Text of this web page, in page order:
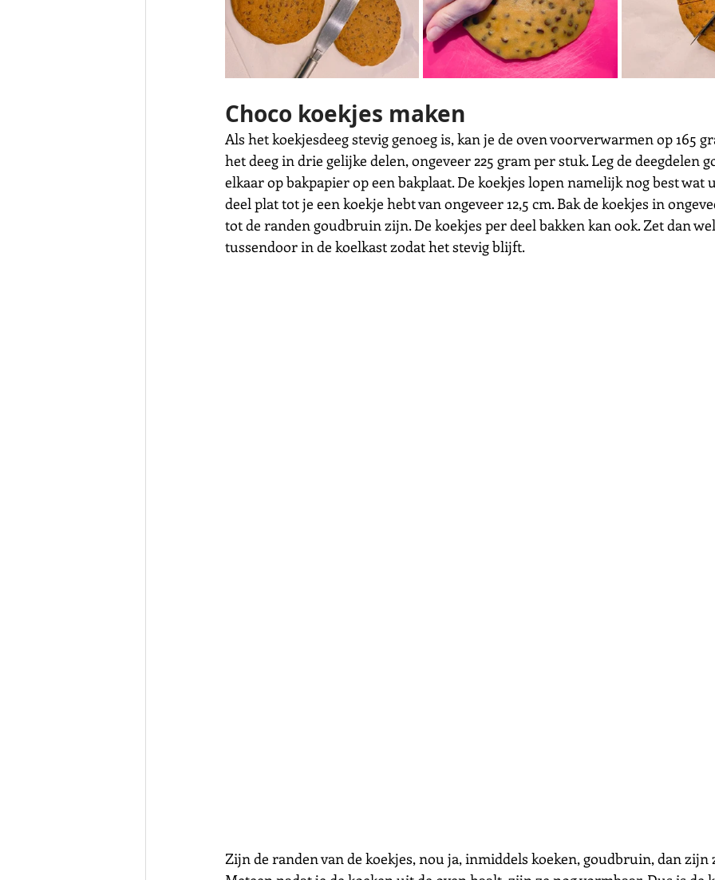
Choco koekjes maken
Als het koekjesdeeg stevig genoeg is, kan je de oven voorverwarmen op 165
het deeg in drie gelijke delen, ongeveer 225 gram per stuk. Leg de deegdelen
elkaar op bakpapier op een bakplaat. De koekjes lopen namelijk nog best
deel plat tot je een koekje hebt van ongeveer 12,5 cm. Bak de koekjes in
tot de randen goudbruin zijn. De koekjes per deel bakken kan ook. Zet dan
tussendoor in de koelkast zodat het stevig blijft.
Zijn de randen van de koekjes, nou ja, inmiddels koeken, goudbruin, dan zijn